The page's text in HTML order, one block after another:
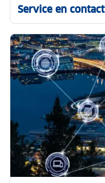
Service en contact